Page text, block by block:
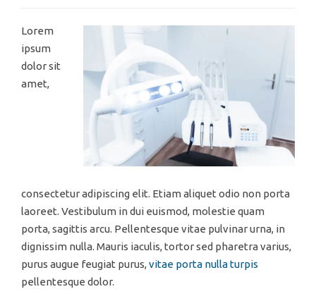
Lorem
ipsum
dolor sit
amet,
consectetur adipiscing elit. Etiam aliquet odio non porta
laoreet. Vestibulum in dui euismod, molestie quam
porta, sagittis arcu. Pellentesque vitae pulvinar urna, in
dignissim nulla. Mauris iaculis, tortor sed pharetra varius,
purus augue feugiat purus,vitae porta nulla turpis
pellentesque dolor.